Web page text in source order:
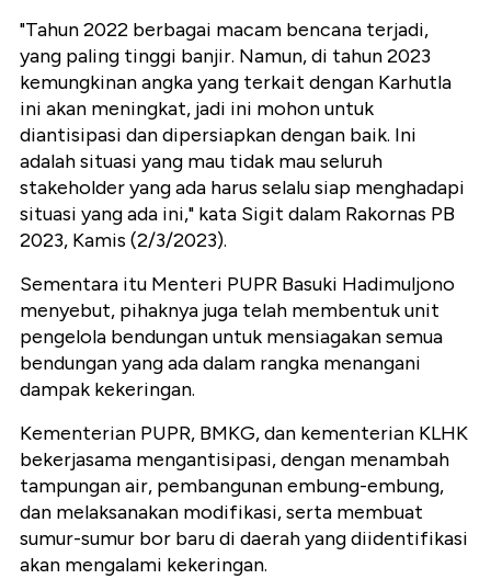
"Tahun 2022 berbagai macam bencana terjadi,
yang paling tinggi banjir. Namun, di tahun 2023
kemungkinan angka yang terkait dengan Karhutla
ini akan meningkat, jadi ini mohon untuk
diantisipasi dan dipersiapkan dengan baik. Ini
adalah situasi yang mau tidak mau seluruh
stakeholder yang ada harus selalu siap menghadapi
situasi yang ada ini," kata Sigit dalam Rakornas PB
2023, Kamis (2/3/2023).
Sementara itu Menteri PUPR Basuki Hadimuljono
menyebut, pihaknya juga telah membentuk unit
pengelola bendungan untuk mensiagakan semua
bendungan yang ada dalam rangka menangani
dampak kekeringan.
Kementerian PUPR, BMKG, dan kementerian KLHK
bekerjasama mengantisipasi, dengan menambah
tampungan air, pembangunan embung-embung,
dan melaksanakan modifikasi, serta membuat
sumur-sumur bor baru di daerah yang diidentifikasi
akan mengalami kekeringan.